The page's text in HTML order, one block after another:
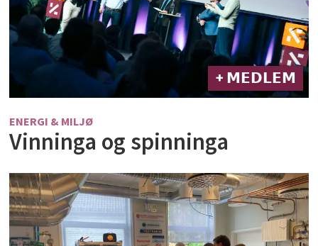
+ 𝗠𝗘𝗗𝗟𝗘𝗠
ENERGI & MILJØ
Vinninga og spinninga